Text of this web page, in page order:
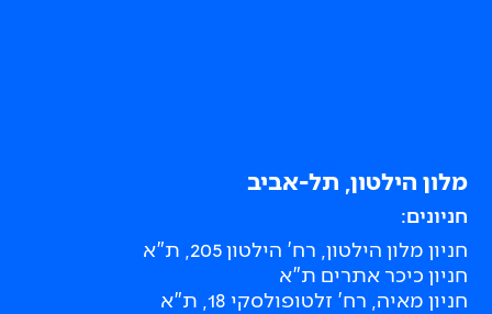
מלון הילטון, תל-אביב
חניונים:
חניון מלון הילטון, רח' הילטון 205, ת"א
חניון כיכר אתרים ת"א
חניון מאיה, רח' זלטופולסקי 18, ת"א